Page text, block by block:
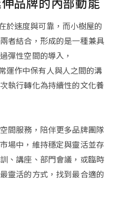
於速度與可靠，而小樹屋的
者結合，形成的是一種兼具
彈性空間的導入，
運作中保有人與人之間的溝
執行轉化為持續性的文化養
間服務，陪伴更多品牌團隊
場中，維持穩定與靈活並存
、講座、部門會議，或臨時
靈活的方式，找到最合適的